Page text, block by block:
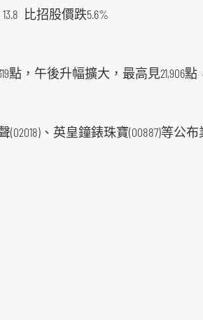
比招股價跌5.6%
點，午後升幅擴大，最高見21,906
(02018)、英皇鐘錶珠寶(00887)等公